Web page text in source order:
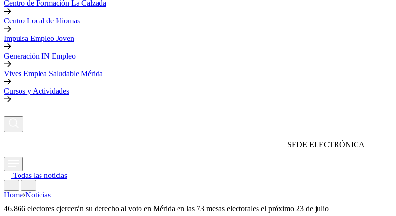
Centro de Formación La Calzada
Centro Local de Idiomas
Impulsa Empleo Joven
Generación IN Empleo
Vives Emplea Saludable Mérida
Cursos y Actividades
SEDE ELECTRÓNICA
Todas las noticias
Home Noticias
46.866 electores ejercerán su derecho al voto en Mérida en las 73 mesas electorales el próximo 23 de julio